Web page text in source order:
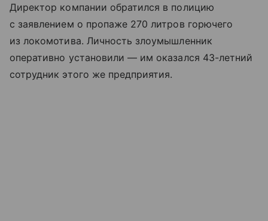
Директор компании обратился в полицию
с заявлением о пропаже 270 литров горючего
из локомотива. Личность злоумышленник
оперативно установили — им оказался 43-летний
сотрудник этого же предприятия.